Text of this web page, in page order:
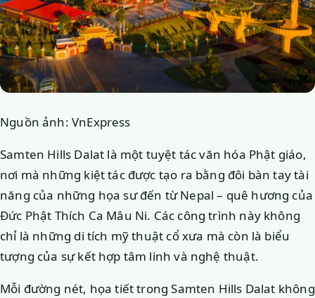
Nguồn ảnh: VnExpress
Samten Hills Dalat là một tuyệt tác văn hóa Phật giáo,
nơi mà những kiệt tác được tạo ra bằng đôi bàn tay tài
năng của những họa sư đến từ Nepal – quê hương của
Đức Phật Thích Ca Mâu Ni. Các công trình này không
chỉ là những di tích mỹ thuật cổ xưa mà còn là biểu
tượng của sự kết hợp tâm linh và nghệ thuật.
Mỗi đường nét, họa tiết trong Samten Hills Dalat không